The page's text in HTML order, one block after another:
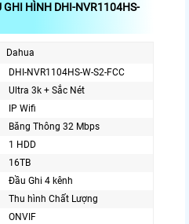
HÌNH DHI-NVR1104HS-
Dahua
DHI-NVR1104HS-W-S2-FCC
Ultra 3k + Sắc Nét
IP Wifi
Băng Thông 32 Mbps
1 HDD
16TB
Đầu Ghi 4 kênh
Thu hình Chất Lượng
ONVIF